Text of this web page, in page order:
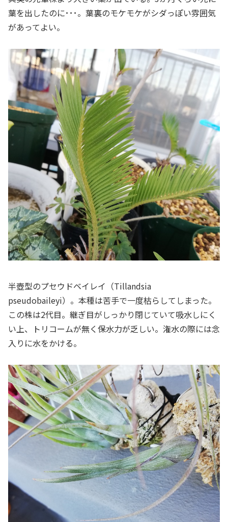
葉を出したのに･･･。葉裏のモケモケがシダっぽい雰囲気
があってよい。
半壺型のプセウドベイレイ（Tillandsia
pseudobaileyi）。本種は苦手で一度枯らしてしまった。
この株は2代目。継ぎ目がしっかり閉じていて吸水しにく
い上、トリコームが無く保水力が乏しい。潅水の際には念
入りに水をかける。